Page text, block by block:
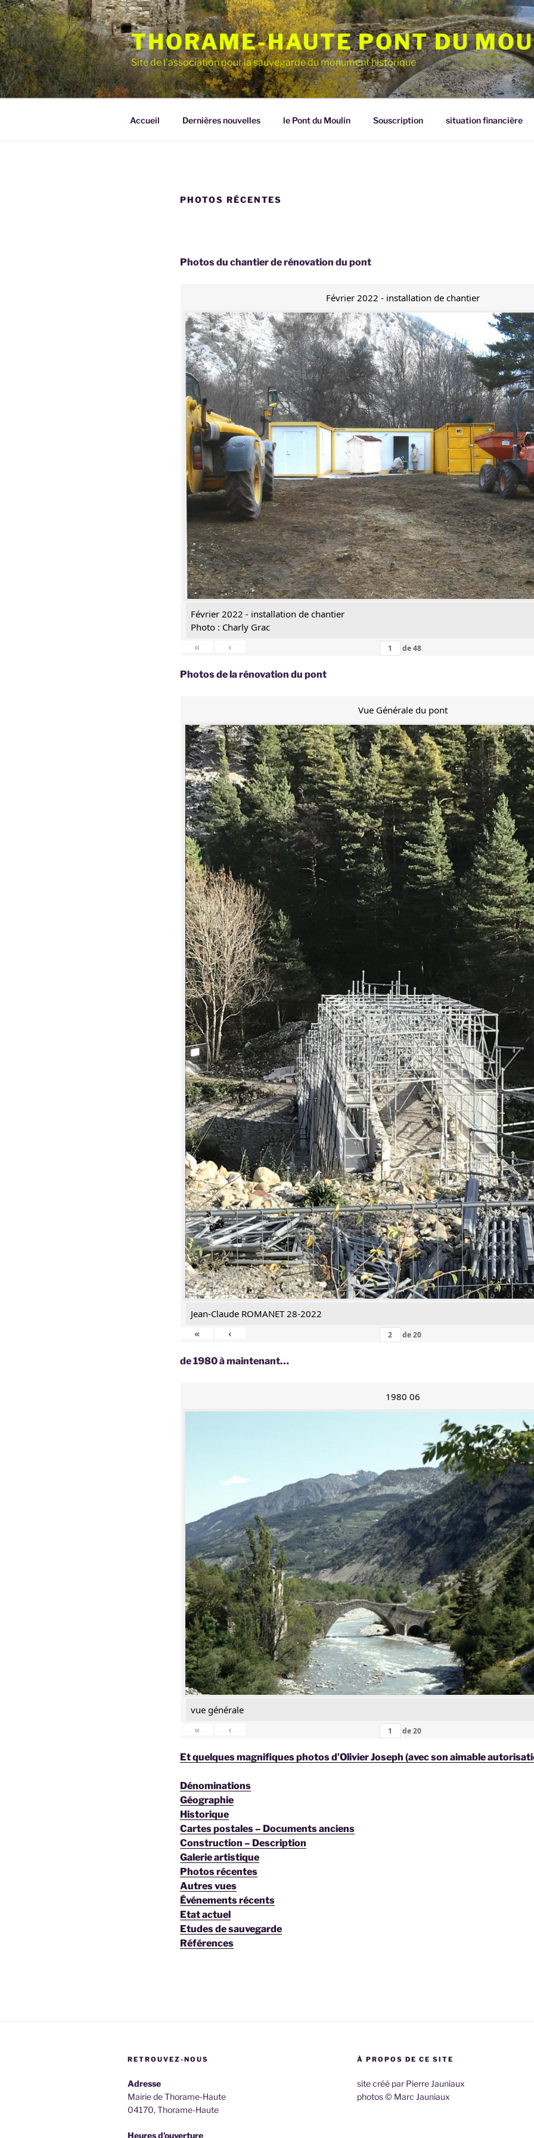
Aller
au
contenu
principal
THORAME-HAUTE PONT DU
Site de l'association pour la sauvegarde du monument historique
Accueil Dernières nouvelles le Pont du Moulin Souscription situation financière
PHOTOS RÉCENTES
Photos du chantier de rénovation du pont
Février 2022 - installation de chantier
Février 2022 - installation de chantier
Photo : Charly Grac
«
‹ de48
Photos de la rénovation du pont
Vue Générale du pont
Jean-Claude ROMANET 28-2022
«
‹ de20
de 1980 à maintenant…
1980 06
vue générale
«
‹ de20
Et quelques magnifiques photos d’Olivier Joseph (avec son aimable
Dénominations
Géographie
Historique
Cartes postales – Documents anciens
Construction – Description
Galerie artistique
Photos récentes
Autres vues
Événements récents
Etat actuel
Etudes de sauvegarde
Références
RETROUVEZ-NOUS
Adresse
Mairie de Thorame-Haute
04170, Thorame-Haute
Heures d’ouverture
À PROPOS DE CE SITE
site créé par Pierre Jauniaux
photos © Marc Jauniaux